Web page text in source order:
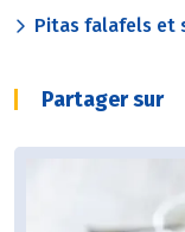
Pitas falafels et
Partager sur